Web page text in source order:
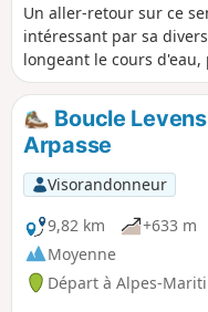
Un aller-retour sur ce
intéressant par sa
longeant le cours
suivrez sur quelques
finir par des lacets
la tempête Alex, le
Boucle
Arpasse
Visorandonneur
9,82 km
+633 m
Moyenne
Départ à Alpes-